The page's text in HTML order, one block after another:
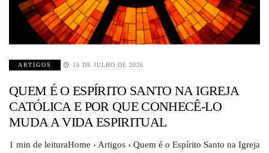
ARTIGOS 16 DE JULHO DE 2026
QUEM É O ESPÍRITO SANTO NA IGREJA
CATÓLICA E POR QUE CONHECÊ-LO
MUDA A VIDA ESPIRITUAL
1 min de leituraHome › Artigos › Quem é o Espírito Santo na Igreja